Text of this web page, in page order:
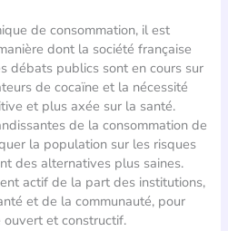
de consommation, il est
dont la société française
débats publics sont en cours sur
de cocaïne et la nécessité
et plus axée sur la santé.
de la consommation de
la population sur les risques
des alternatives plus saines.
actif de la part des institutions,
et de la communauté, pour
et constructif.